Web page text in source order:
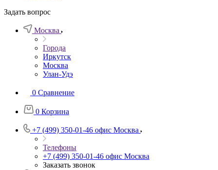
Задать вопрос
Москва
Города
Иркутск
Москва
Улан-Удэ
0 Сравнение
0 Корзина
+7 (499) 350-01-46 офис Москва
Телефоны
+7 (499) 350-01-46 офис Москва
Заказать звонок